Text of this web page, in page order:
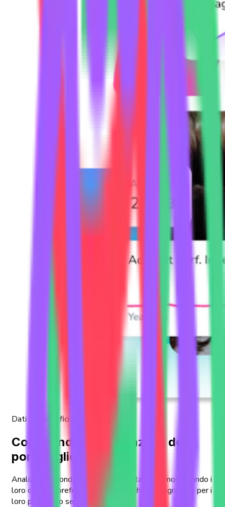
Dati demografici
Comprendere il potenziale del
portafoglio
Analizzare a fondo le società in portafoglio monitorando i
loro conti, le preferenze demografiche e geografiche per i
loro prodotti o servizi.